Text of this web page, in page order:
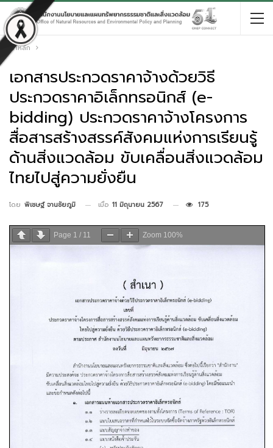
หน้าหลัก
เอกสารประกวดราคาจ้างด้วยวิธี
ประกวดราคาอิเล็กทรอนิกส์ (e-
bidding) ประกวดราคาจ้างโครงการ
สื่อสารสร้างสรรค์สังคมแห่งการเรียนรู้
ด้านสิ่งแวดล้อม ขับเคลื่อนสิ่งแวดล้อม
ไทยไปสู่ความยั่งยืน
โดย พิเชษฐ์ จานชัยภูมิ เมื่อ 11 มิถุนายน 2567 175
Page 1 / 11 Zoom 100%